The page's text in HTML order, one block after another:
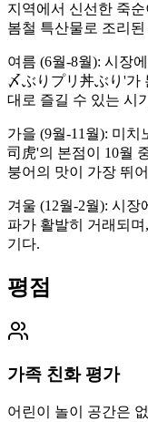
지역에서 신선한 죽
봄철 특산물로 조리
여름 (6월-8월): 시장
〆ぶりプリ丼ぶり'가
대로 즐길 수 있는 시
가을 (9월-11월): 미
司虎'의 본점이 10월
붕어의 맛이 가장 뛰
겨울 (12월-2월): 시
파가 활발히 거래되
기다.
평점
가족 친화 평가
어린이 놀이 공간은